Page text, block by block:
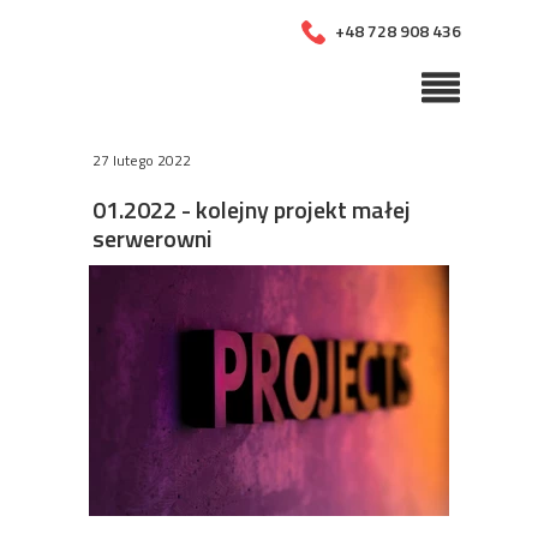
27 lutego 2022
01.2022 - kolejny projekt małej
serwerowni
+48 728 908 436